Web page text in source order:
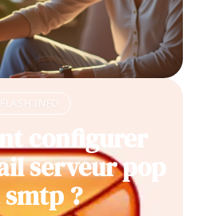
FLASH INFO
configurer
serveur pop
?